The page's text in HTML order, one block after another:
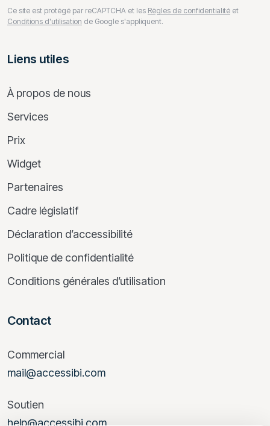
Ce site est protégé par reCAPTCHA et les Règles de confidentialité et
Conditions d'utilisation de Google s'appliquent.
Liens utiles
À propos de nous
Services
Prix
Widget
Partenaires
Cadre législatif
Déclaration d’accessibilité
Politique de confidentialité
Conditions générales d’utilisation
Contact
Commercial
mail@accessibi.com
Soutien
help@accessibi.com